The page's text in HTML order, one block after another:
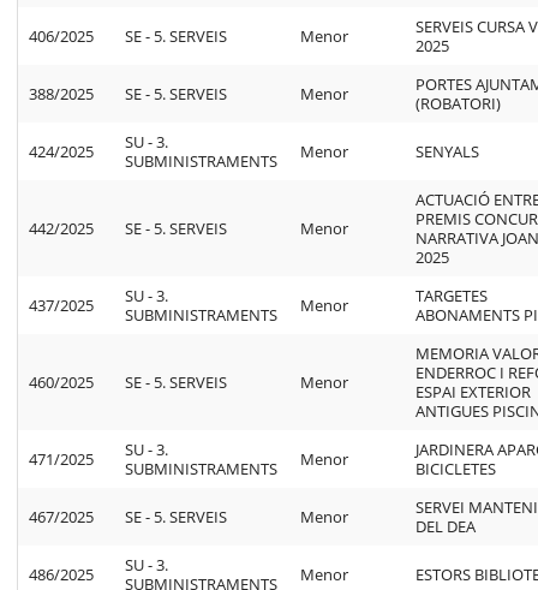
406/2025 SE - 5. SERVEIS Menor
SERVEIS CURSA
2025
388/2025 SE - 5. SERVEIS Menor
PORTES
(ROBATORI)
424/2025
SU - 3.
SUBMINISTRAMENTS
Menor SENYALS
442/2025 SE - 5. SERVEIS Menor
ACTUACIÓ
PREMIS
NARRATIVA
2025
437/2025
SU - 3.
SUBMINISTRAMENTS
Menor
TARGETES
ABONAMENTS
460/2025 SE - 5. SERVEIS Menor
MEMORIA
ENDERROC I
ESPAI EXTERIOR
ANTIGUES
471/2025
SU - 3.
SUBMINISTRAMENTS
Menor
JARDINERA
BICICLETES
467/2025 SE - 5. SERVEIS Menor
SERVEI
DEL DEA
486/2025
SU - 3.
SUBMINISTRAMENTS
Menor ESTORS